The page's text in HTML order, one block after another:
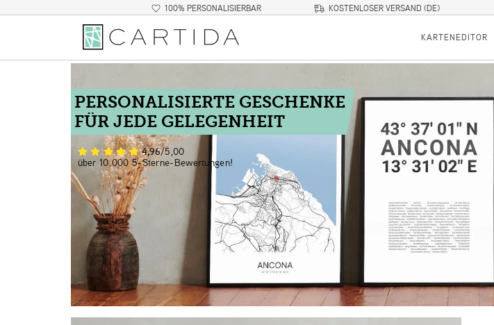
100% PERSONALISIERBAR KOSTENLOSER VERSAND (DE)
KARTENEDITOR
PERSONALISIERTE GESCHENKE
FÜR JEDE GELEGENHEIT
4,96/5,00
über 10.000 5-Sterne-Bewertungen!